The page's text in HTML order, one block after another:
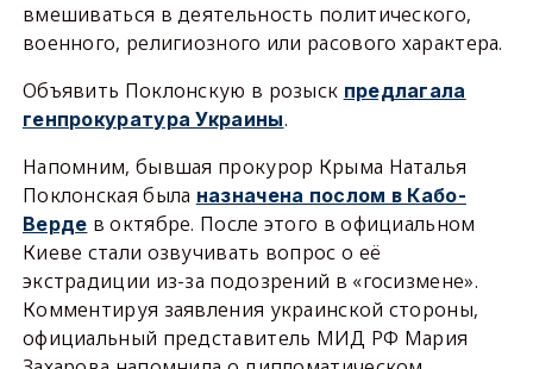
вмешиваться в деятельность политического,
военного, религиозного или расового характера.
Объявить Поклонскую в розыск предлагала
генпрокуратура Украины.
Напомним, бывшая прокурор Крыма Наталья
Поклонская была назначена послом в Кабо-
Верде в октябре. После этого в официальном
Киеве стали озвучивать вопрос о её
экстрадиции из-за подозрений в «госизмене».
Комментируя заявления украинской стороны,
официальный представитель МИД РФ Мария